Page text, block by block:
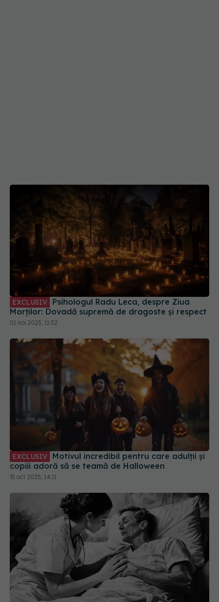
EXCLUSIV
Morților: Dovadă supremă de dragoste și respect
01 noi 2025, 11:52
EXCLUSIV
copiii adoră să se teamă de Halloween
31 oct 2025, 14:11